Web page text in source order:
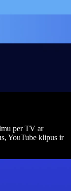
per TV ar
YouTube klipus ir